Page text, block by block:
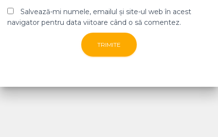
Salvează-mi numele, emailul și site-ul web în acest
navigator pentru data viitoare când o să comentez.